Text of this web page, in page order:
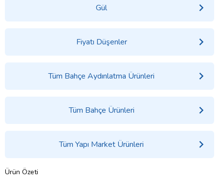
Gül
Fiyatı Düşenler
Tüm Bahçe Aydınlatma Ürünleri
Tüm Bahçe Ürünleri
Tüm Yapı Market Ürünleri
Ürün Özeti